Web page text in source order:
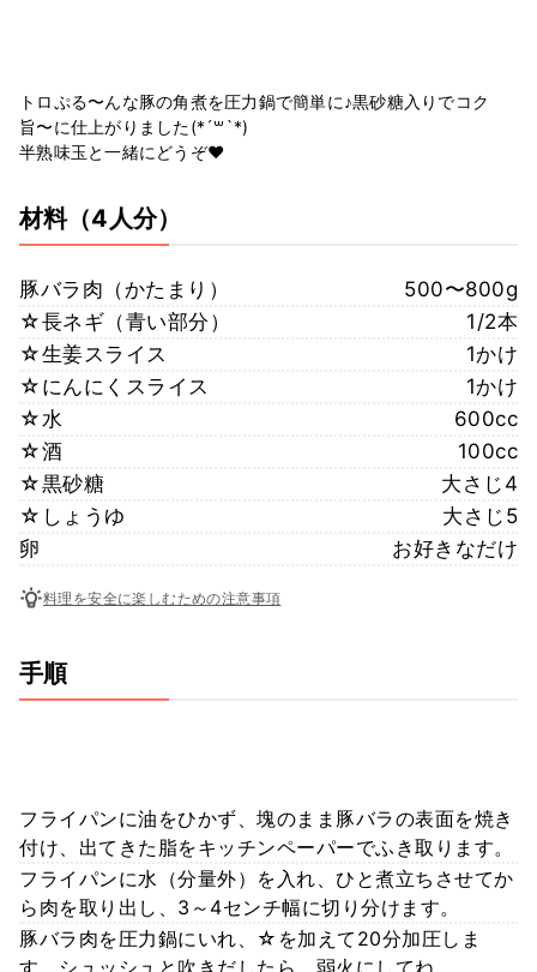
トロぷる〜んな豚の角煮を圧力鍋で簡単に♪黒砂糖入りでコク
旨〜に仕上がりました(*´꒳`*)
半熟味玉と一緒にどうぞ❤️
材料（4人分）
豚バラ肉（かたまり）
500〜800g
☆長ネギ（青い部分）
1/2本
☆生姜スライス
1かけ
☆にんにくスライス
1かけ
☆水
600cc
☆酒
100cc
☆黒砂糖
大さじ4
☆しょうゆ
大さじ5
卵
お好きなだけ
料理を安全に楽しむための注意事項
手順
フライパンに油をひかず、塊のまま豚バラの表面を焼き
付け、出てきた脂をキッチンペーパーでふき取ります。
フライパンに水（分量外）を入れ、ひと煮立ちさせてか
ら肉を取り出し、3～4センチ幅に切り分けます。
豚バラ肉を圧力鍋にいれ、☆を加えて20分加圧しま